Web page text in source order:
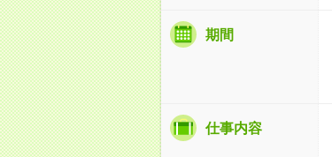
期間
仕事内容